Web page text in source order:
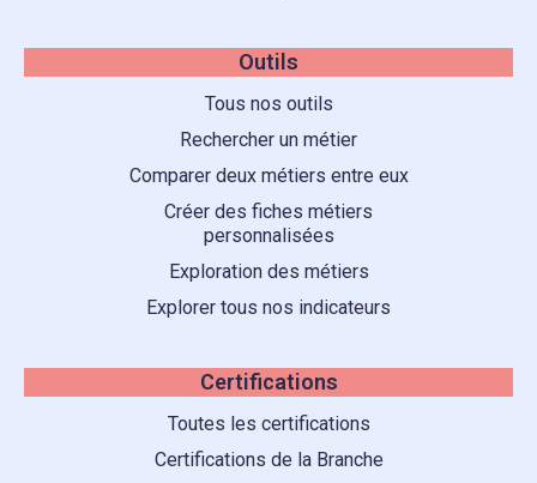
Outils
Tous nos outils
Rechercher un métier
Comparer deux métiers entre eux
Créer des fiches métiers
personnalisées
Exploration des métiers
Explorer tous nos indicateurs
Certifications
Toutes les certifications
Certifications de la Branche